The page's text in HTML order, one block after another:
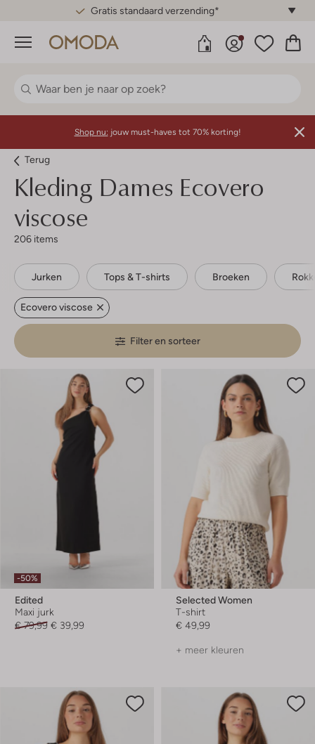
Gratis standaard verzending*
Menu
Shop nu: jouw must-haves tot 70% korting!
Terug
Kleding Dames Ecovero
viscose
206 items
Jurken Tops & T-shirts Broeken
Ecovero viscose
Filter en sorteer
-50%
Edited
Maxi jurk
€ 79,99 € 39,99
Selected Women
T-shirt
€ 49,99
+ meer kleuren